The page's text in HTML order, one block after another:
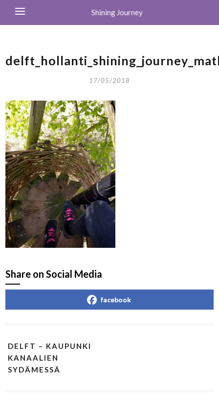
Shining Journey
17/05/2018
Share on Social Media
facebook
DELFT – KAUPUNKI
KANAALIEN
SYDÄMESSÄ